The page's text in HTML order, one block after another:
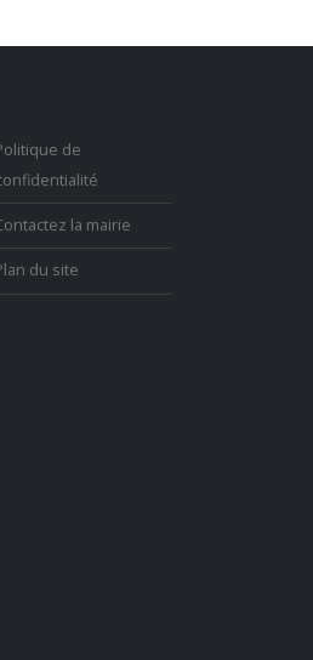
de
la mairie
du site